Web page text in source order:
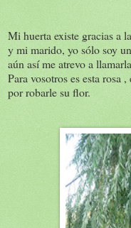
Mi huerta existe gracias a
y mi marido, yo sólo soy
aún así me atrevo a
Para vosotros es esta rosa
por robarle su flor.